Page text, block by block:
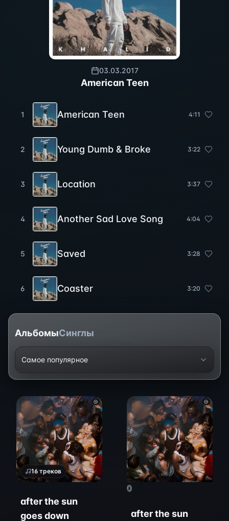
03.03.2017
American Teen
1 American Teen 4:11
2 Young Dumb & Broke 3:22
3 Location 3:37
4 Another Sad Love Song 4:04
5 Saved 3:28
6 Coaster 3:20
АльбомыСинглы
Самое популярное
16 треков
after the sun
goes down
0
after the sun